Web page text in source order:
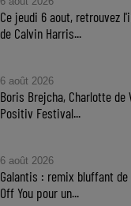
Ce jeudi 6 aout, retrouvez
de Calvin Harris...
6 août 2026
Boris Brejcha, Charlotte
Positiv Festival...
6 août 2026
Galantis : remix bluffant de
Off You pour un...